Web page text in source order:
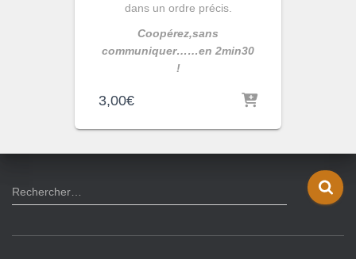
dans un ordre précis.
Coopérez,sans
communiquer……en 2min30
!
3,00€
R
e
h
Rechercher…